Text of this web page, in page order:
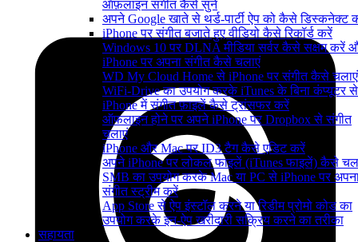
ऑफ़लाइन संगीत कैसे सुनें
अपने Google खाते से थर्ड-पार्टी ऐप को कैसे डिस्कनेक्ट
iPhone पर संगीत बजाते हुए वीडियो कैसे रिकॉर्ड करें
Windows 10 पर DLNA मीडिया सर्वर कैसे सक्षम करें
iPhone पर अपना संगीत कैसे चलाएं
WD My Cloud Home से iPhone पर संगीत कैसे चलाएं
WiFi-Drive का उपयोग करके iTunes के बिना कंप्यूटर से
iPhone में संगीत फ़ाइलें कैसे ट्रांसफर करें
ऑफलाइन होने पर अपने iPhone पर Dropbox से संगीत
चलाएं
iPhone और Mac पर ID3 टैग कैसे एडिट करें
अपने iPhone पर लोकल फाइलें (iTunes फाइलें) कैसे
SMB का उपयोग करके Mac या PC से iPhone पर
संगीत स्ट्रीम करें
App Store से ऐप इंस्टॉल करने या रिडीम प्रोमो कोड का
उपयोग करके इन-ऐप खरीदारी सक्रिय करने का तरीका
सहायता